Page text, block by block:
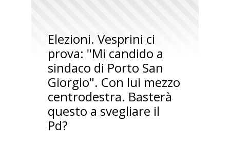
Elezioni. Vesprini ci
prova: "Mi candido a
sindaco di Porto San
Giorgio". Con lui mezzo
centrodestra. Basterà
questo a svegliare il
Pd?